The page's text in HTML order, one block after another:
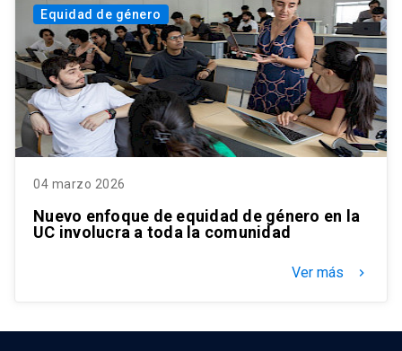
Equidad de género
04 marzo 2026
Nuevo enfoque de equidad de género en la
UC involucra a toda la comunidad
Ver más keyboard_arrow_right